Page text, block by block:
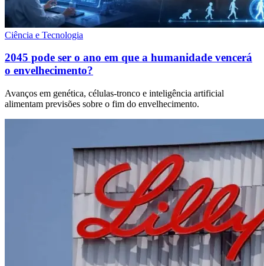
Ciência e Tecnologia
2045 pode ser o ano em que a humanidade vencerá
o envelhecimento?
Avanços em genética, células-tronco e inteligência artificial
alimentam previsões sobre o fim do envelhecimento.